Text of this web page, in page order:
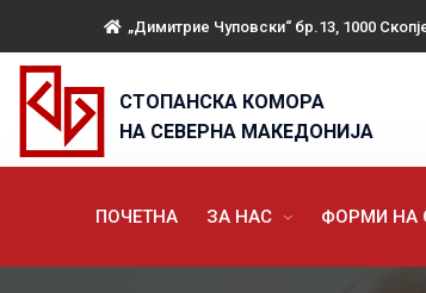
„Димитрие Чуповски“ бр.13, 1000
СТОПАНСКА КОМОРА
НА СЕВЕРНА МАКЕДОНИЈА
ПОЧЕТНА ЗА НАС ФОРМИ НА